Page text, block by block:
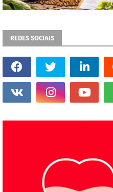
REDES SOCIAIS